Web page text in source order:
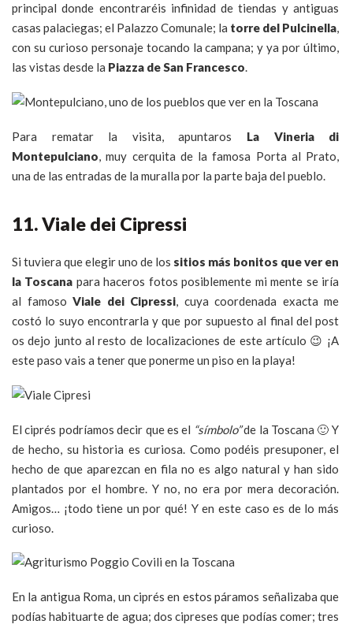
principal donde encontraréis infinidad de tiendas y antiguas
casas palaciegas; el Palazzo Comunale; la torre del Pulcinella,
con su curioso personaje tocando la campana; y ya por último,
las vistas desde la Piazza de San Francesco.
Para rematar la visita, apuntaros La Vineria di
Montepulciano , muy cerquita de la famosa Porta al Prato,
una de las entradas de la muralla por la parte baja del pueblo.
11. Viale dei Cipressi
Si tuviera que elegir uno de los sitios más bonitos que ver en
la Toscana para haceros fotos posiblemente mi mente se iría
al famosoViale dei Cipressi, cuya coordenada exacta me
costó lo suyo encontrarla y que por supuesto al final del post
os dejo junto al resto de localizaciones de este artículo 😉 ¡A
este paso vais a tener que ponerme un piso en la playa!
El ciprés podríamos decir que es el “símbolo”de la Toscana 🙂 Y
de hecho, su historia es curiosa. Como podéis presuponer, el
hecho de que aparezcan en fila no es algo natural y han sido
plantados por el hombre. Y no, no era por mera decoración.
Amigos… ¡todo tiene un por qué! Y en este caso es de lo más
curioso.
En la antigua Roma, un ciprés en estos páramos señalizaba que
podías habituarte de agua; dos cipreses que podías comer; tres